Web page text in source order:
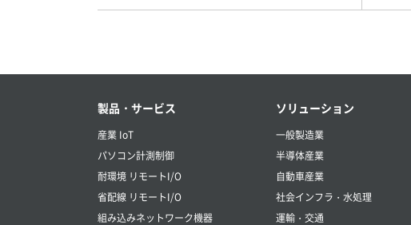
製品・サービス
産業 IoT
パソコン計測制御
耐環境 リモートI/O
省配線 リモートI/O
組み込みネットワーク機器
ソリューション
一般製造業
半導体産業
自動車産業
社会インフラ・水処理
運輸・交通